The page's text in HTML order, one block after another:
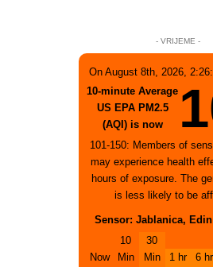
- VRIJEME -
On August 8th, 2026,
10-minute Average
US EPA PM2.5
(AQI) is now
101-150: Members of
may experience health
hours of exposure. The
is less likely to be
Sensor: Jablanica,
Now
10
Min
30
Min
1 hr
6 hr